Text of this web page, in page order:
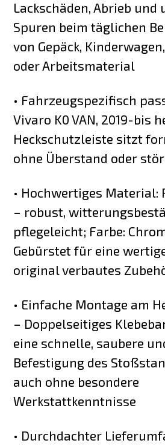
Lackschäden, Abrieb und
Spuren beim täglichen
von Gepäck,
oder Arbeitsmaterial
• Fahrzeugspezifisch
Vivaro K0 VAN, 2019-bis
Heckschutzleiste sitzt
ohne Überstand oder
• Hochwertiges Material:
– robust,
pflegeleicht; Farbe:
Gebürstet für eine
original verbautes
• Einfache Montage am
– Doppelseitiges
eine schnelle, saubere
Befestigung des
auch ohne besondere
Werkstattkenntnisse
• Durchdachter